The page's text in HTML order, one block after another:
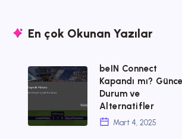
En çok Okunan Yazılar
beIN
Connect
Kapandı
mı?
beIN Connect
Kapandı mı? Güncel
Durum ve
Alternatifler
Mart 4, 2025